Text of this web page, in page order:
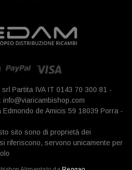
Partita IVA IT 0143 70 300 81 -
de Amicis 59 18039 Porra -
sito sono di proprietà dei
riferiscono, servono unicamente per